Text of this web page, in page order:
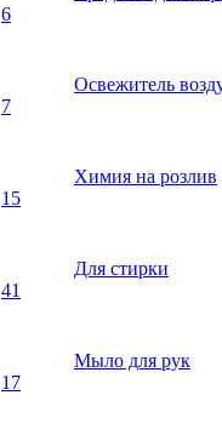
6
Освежитель
7
Химия на розлив
15
Для стирки
41
Мыло для рук
17